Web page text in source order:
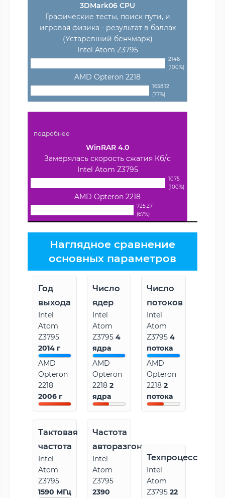
3DMark06 CPU
Графические тесты, поиск пути, и
игровая физика - результат в баллах
(Устаревший бенчмарк)
Intel Atom Z3795
2146
(100%)
AMD Opteron 2218
1658.12
(77%)
подробнее
WinRAR 4.0
Замерялась скорость сжатия Кб/с
Intel Atom Z3795
1075
(100%)
AMD Opteron 2218
725.27
(67%)
Наглядное сравнение
основных параметров
Год
выхода
Intel
Atom
Z3795
2014 г
AMD
Opteron
2218
2006 г
Число
ядер
Intel
Atom
Z37954
ядра
AMD
Opteron
22182
ядра
Число
потоков
Intel
Atom
Z37954
потока
AMD
Opteron
22182
потока
Тактовая
частота
Intel
Atom
Z3795
1590 МГц
Частота
авторазгона
Intel
Atom
Z3795
2390
Техпроцесс
Intel
Atom
Z379522